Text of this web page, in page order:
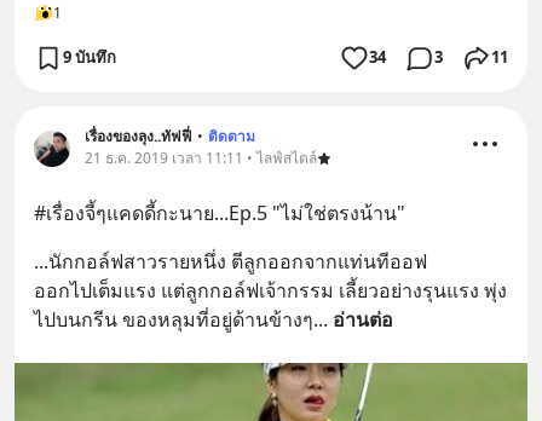
1
9 บันทึก 34 3 11
เรื่องของลุง..ทัฟฟี่ • ติดตาม
21 ธ.ค. 2019 เวลา 11:11 • ไลฟ์สไตล์
#เรื่องจี้ๆแคดดี้กะนาย...Ep.5 "ไม่ใช่ตรงน้าน"
...นักกอล์ฟสาวรายหนึ่ง ตีลูกออกจากแท่นทีออฟ
ออกไปเต็มแรง แต่ลูกกอล์ฟเจ้ากรรม เลี้ยวอย่างรุนแรง พุ่ง
ไปบนกรีน ของหลุมที่อยู่ด้านข้างๆ... อ่านต่อ